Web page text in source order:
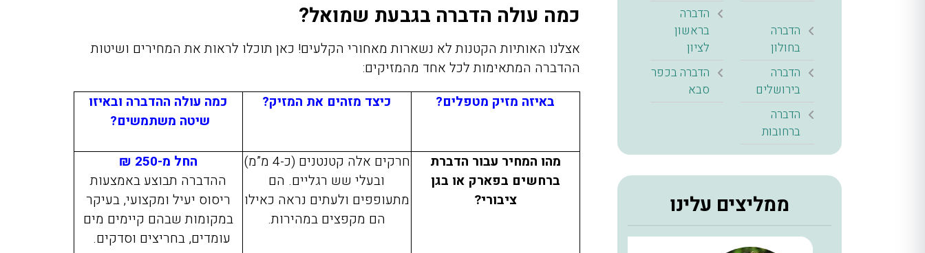
הדברה
בחולון
הדברה
בראשון
לציון
הדברה
בירושלים
הדברה בכפר
סבא
הדברה
ברחובות
ממליצים עלינו
כמה עולה הדברה בגבעת שמואל?
אצלנו האותיות הקטנות לא נשארות מאחורי הקלעים! כאן תוכלו לראות את המחירים ושיטות
ההדברה המתאימות לכל אחד מהמזיקים:
באיזה מזיק מטפלים?
כיצד מזהים את המזיק?
כמה עולה ההדברה ובאיזו
שיטה משתמשים?
מהו המחיר עבור הדברת
ברחשים בפארק או בגן
ציבורי?
חרקים אלה קטנטנים (כ-4 מ”מ)
ובעלי שש רגליים. הם
מתעופפים ולעתים נראה כאילו
הם מקפצים במהירות.
החל מ-250 ₪
ההדברה תבוצע באמצעות
ריסוס יעיל ומקצועי, בעיקר
במקומות שבהם קיימים מים
עומדים, בחריצים וסדקים.